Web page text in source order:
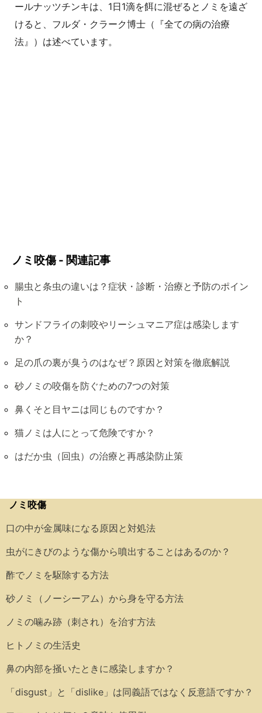
ールナッツチンキは、1日1滴を餌に混ぜるとノミを遠ざ
けると、フルダ・クラーク博士（『全ての病の治療
法』）は述べています。
ノミ咬傷 - 関連記事
腸虫と条虫の違いは？症状・診断・治療と予防のポイン
ト
サンドフライの刺咬やリーシュマニア症は感染します
か？
足の爪の裏が臭うのはなぜ？原因と対策を徹底解説
砂ノミの咬傷を防ぐための7つの対策
鼻くそと目ヤニは同じものですか？
猫ノミは人にとって危険ですか？
はだか虫（回虫）の治療と再感染防止策
ノミ咬傷
口の中が金属味になる原因と対処法
虫がにきびのような傷から噴出することはあるのか？
酢でノミを駆除する方法
砂ノミ（ノーシーアム）から身を守る方法
ノミの噛み跡（刺され）を治す方法
ヒトノミの生活史
鼻の内部を掻いたときに感染しますか？
「disgust」と「dislike」は同義語ではなく反意語ですか？